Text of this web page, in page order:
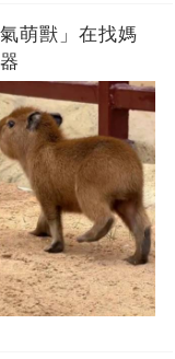
萌獸」在找媽